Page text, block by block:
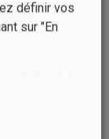
penser les
définir vos
sur "En